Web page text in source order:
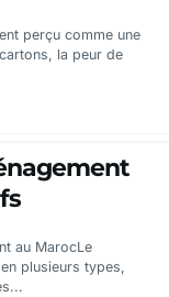
perçu comme une
la peur de
au MarocLe
plusieurs types,